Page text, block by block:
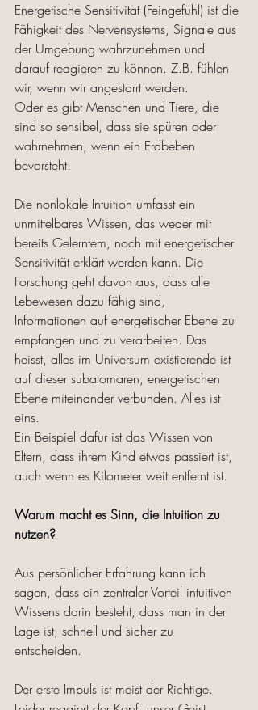
Energetische Sensitivität (Feingefühl) ist die
Fähigkeit des Nervensystems, Signale aus
der Umgebung wahrzunehmen und
darauf reagieren zu können. Z.B. fühlen
wir, wenn wir angestarrt werden.
Oder es gibt Menschen und Tiere, die
sind so sensibel, dass sie spüren oder
wahrnehmen, wenn ein Erdbeben
bevorsteht.
Die nonlokale Intuition umfasst ein
unmittelbares Wissen, das weder mit
bereits Gelerntem, noch mit energetischer
Sensitivität erklärt werden kann. Die
Forschung geht davon aus, dass alle
Lebewesen dazu fähig sind,
Informationen auf energetischer Ebene zu
empfangen und zu verarbeiten. Das
heisst, alles im Universum existierende ist
auf dieser subatomaren, energetischen
Ebene miteinander verbunden. Alles ist
eins.
Ein Beispiel dafür ist das Wissen von
Eltern, dass ihrem Kind etwas passiert ist,
auch wenn es Kilometer weit entfernt ist.
Warum macht es Sinn, die Intuition zu
nutzen?
Aus persönlicher Erfahrung kann ich
sagen, dass ein zentraler Vorteil intuitiven
Wissens darin besteht, dass man in der
Lage ist, schnell und sicher zu
entscheiden.
Der erste Impuls ist meist der Richtige.